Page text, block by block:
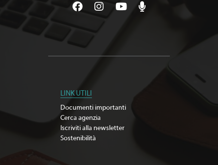
LINK UTILI
Documenti importanti
Cerca agenzia
Iscriviti alla newsletter
Sostenibilità